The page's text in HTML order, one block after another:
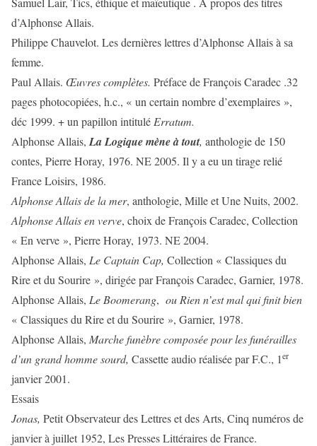
d’Alphonse Allais.
Philippe Chauvelot. Les dernières lettres d’Alphonse Allais à sa
femme.
Paul Allais. Œuvres complètes. Préface de François Caradec .32
pages photocopiées, h.c., « un certain nombre d’exemplaires »,
déc 1999. + un papillon intitulé Erratum.
Alphonse Allais, La Logique mène à tout, anthologie de 150
contes, Pierre Horay, 1976. NE 2005. Il y a eu un tirage relié
France Loisirs, 1986.
Alphonse Allais de la mer, anthologie, Mille et Une Nuits, 2002.
Alphonse Allais en verve, choix de François Caradec, Collection
« En verve », Pierre Horay, 1973. NE 2004.
Alphonse Allais, Le Captain Cap, Collection « Classiques du
Rire et du Sourire », dirigée par François Caradec, Garnier, 1978.
Alphonse Allais, Le Boomerang, ou Rien n’est mal qui finit bien
« Classiques du Rire et du Sourire », Garnier, 1978.
Alphonse Allais, Marche funèbre composée pour les funérailles
d’un grand homme sourd, Cassette audio réalisée par F.C., 1er
janvier 2001.
Essais
Jonas, Petit Observateur des Lettres et des Arts, Cinq numéros de
janvier à juillet 1952, Les Presses Littéraires de France.